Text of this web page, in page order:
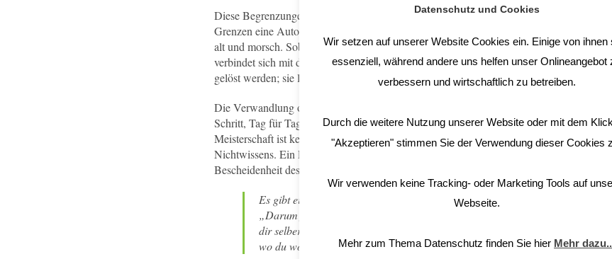
Diese Begrenzungen sind wie alte Knoten aus der Vergangenheit, nicht weil sie stark
Grenzen eine Autorität verleihen, die sie längst verloren haben. Bei näherer
alt und morsch. Sobald wir sie berühren, zerfallen sie zu Staub. Die gebundene Energie
verbindet sich mit dem gegenwärtigen Augenblick, im Gewebe des Lebendigen. Die
gelöst werden; sie lösen sich auf. Von selbst. Sobald wir aufhören, sie zu fürchten.
Die Verwandlung offenbart sich im Tun: Ein Virtuose erlangt Meisterschaft nur durch
Schritt, Tag für Tag. Er bleibt neugierig, bescheiden, offen für das was kommt, und
Meisterschaft ist kein Ziel; sie ist ein lebendiger Prozess des Offenbleibens, ein
Nichtwissens. Ein Feld ungeahnter Möglichkeiten, das sich nur dem öffnet, der bereit ist
Bescheidenheit des Nichtwissens liegt die größte Weisheit für eine fließende Erneuerung.
Es gibt einen Schlüssel, der uns den Weg zum Urgrund erschließt. Meister
„Darum fange erst bei dir selber an und lass dich selber sein! Wahrlich,
dir selber fliehst, wohin du auch fliehen magst, da wirst du Hindernis und
wo du wollest. […] Wo du dich findest, da lass ab von dir: Das ist das
Datenschutz und Cookies
Wir setzen auf unserer Website Cookies ein. Einige von ihnen
essenziell, während andere uns helfen unser Onlineangebot
verbessern und wirtschaftlich zu betreiben.
Durch die weitere Nutzung unserer Website oder mit dem
"Akzeptieren" stimmen Sie der Verwendung dieser Cookies
Wir verwenden keine Tracking- oder Marketing Tools auf
Webseite.
Mehr zum Thema Datenschutz finden Sie hier Mehr